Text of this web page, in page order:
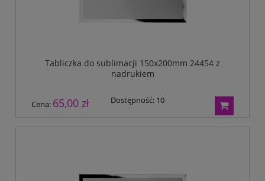
Tabliczka do sublimacji 150x200mm 24454 z
nadrukiem
Cena: 65,00 zł Dostępność: 10